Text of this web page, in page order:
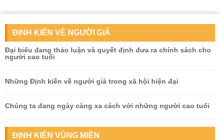
ĐỊNH KIẾN VỀ NGƯỜI GIÀ
Đại biểu đang thảo luận và quyết định đưa ra chính sách cho
người cao tuổi
Những Định kiến về người già trong xã hội hiện đại
Chúng ta đang ngày càng xa cách với những người cao tuổi
ĐỊNH KIẾN VÙNG MIỀN